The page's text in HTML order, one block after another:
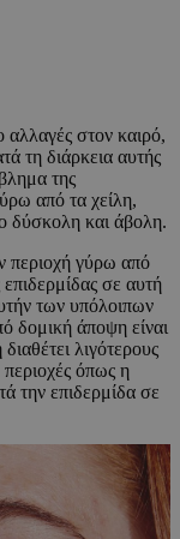
αλλαγές στον καιρό,
τη διάρκεια αυτής
της
από τα χείλη,
δύσκολη και άβολη.
περιοχή γύρω από
σε αυτή
των υπόλοιπων
δομική άποψη είναι
λιγότερους
όπως η
την επιδερμίδα σε